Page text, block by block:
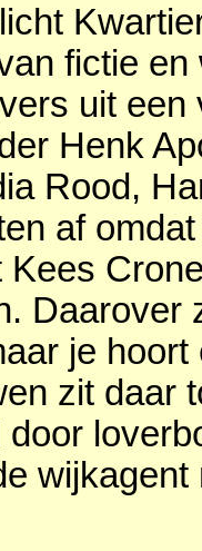
fictie
uit
Henk
Rood,
af
Daarover
je
zit daar